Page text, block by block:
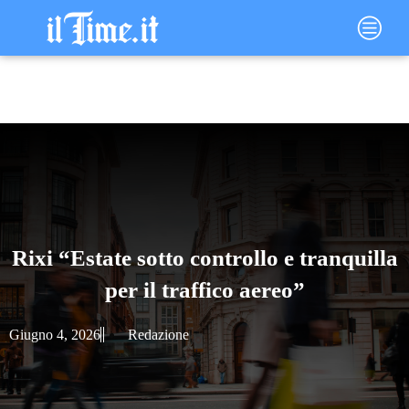
contenuto
Main
Menu
Rixi “Estate sotto controllo e tranquilla
per il traffico aereo”
Giugno 4, 2026 Redazione